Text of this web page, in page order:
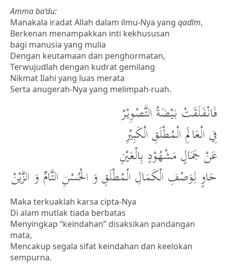
Amma ba‘du:
Manakala iradat Allah dalam ilmu-Nya yang qadīm,
Berkenan menampakkan inti kekhususan
bagi manusia yang mulia
Dengan keutamaan dan penghormatan,
Terwujudlah dengan kudrat gemilang
Nikmat Ilahi yang luas merata
Serta anugerah-Nya yang melimpah-ruah.
فَانْفَلَقَتْ بَيْضَةُ التَّصْوِيْرْ
فِي الْعَالَمِ الْمُطْلَقِ الْكَبِيْرِ
عَنْ جَمَالٍ مَشْهُوْدٍ بِالْعَيْنِ
حَاوٍ لِوَصْفِ الْكَمَالِ الْمُطْلَقِ وَ الْحُسْنِ التَّامِّ وَ الزَّيْنْ
Maka terkuaklah karsa cipta-Nya
Di alam mutlak tiada berbatas
Menyingkap “keindahan” disaksikan pandangan
mata,
Mencakup segala sifat keindahan dan keelokan
sempurna.